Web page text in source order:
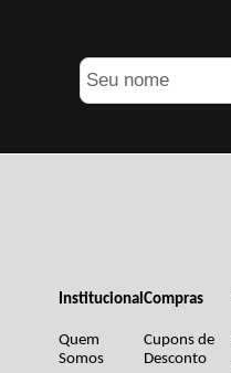
Institucional
Quem
Somos
Compras
Cupons de
Desconto